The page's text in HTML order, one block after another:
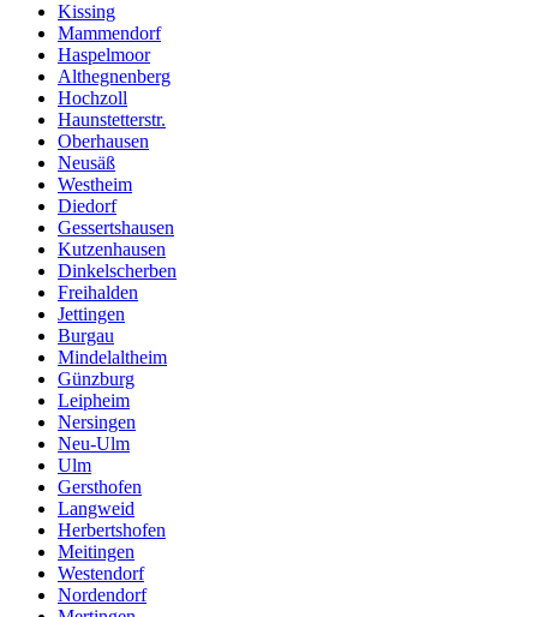
Kissing
Mammendorf
Haspelmoor
Althegnenberg
Hochzoll
Haunstetterstr.
Oberhausen
Neusäß
Westheim
Diedorf
Gessertshausen
Kutzenhausen
Dinkelscherben
Freihalden
Jettingen
Burgau
Mindelaltheim
Günzburg
Leipheim
Nersingen
Neu-Ulm
Ulm
Gersthofen
Langweid
Herbertshofen
Meitingen
Westendorf
Nordendorf